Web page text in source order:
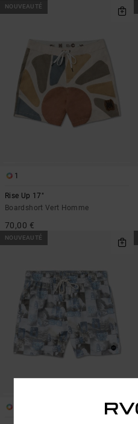
NOUVEAUTÉ
1
Rise Up 17"
Boardshort Vert Homme
70,00 €
NOUVEAUTÉ
SUSTAINABLE